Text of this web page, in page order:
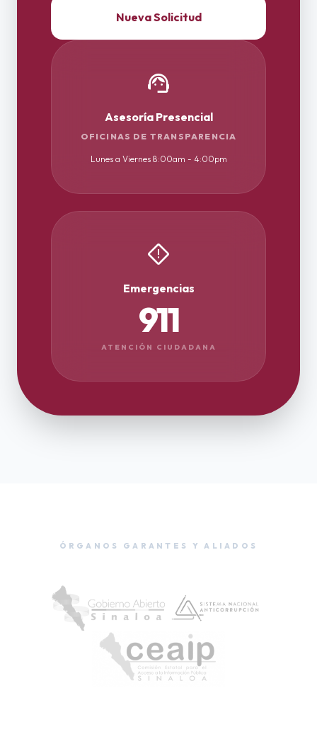
Nueva Solicitud
support_agent
Asesoría Presencial
OFICINAS DE TRANSPARENCIA
Lunes a Viernes 8:00am - 4:00pm
emergency_home
Emergencias
911
ATENCIÓN CIUDADANA
ÓRGANOS GARANTES Y ALIADOS